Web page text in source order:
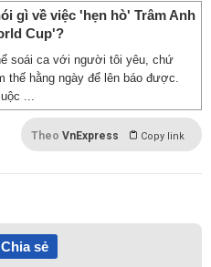
gì về việc 'hẹn hò' Trâm Anh
Cup'?
soái ca với người tôi yêu, chứ
thế hằng ngày để lên báo được.
...
Theo VnExpress Copy link
sẻ